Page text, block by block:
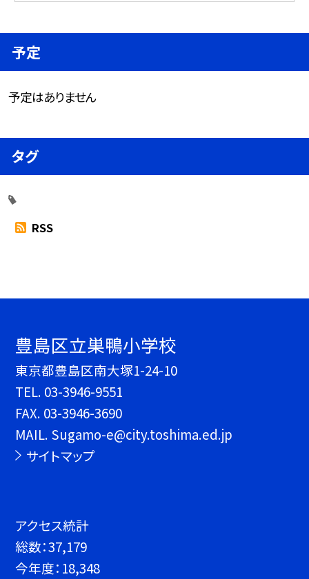
予定
予定はありません
タグ
RSS
豊島区立巣鴨小学校
東京都豊島区南大塚1-24-10
TEL. 03-3946-9551
FAX. 03-3946-3690
MAIL. Sugamo-e@city.toshima.ed.jp
サイトマップ
アクセス統計
総数：37,179
今年度： 18,348